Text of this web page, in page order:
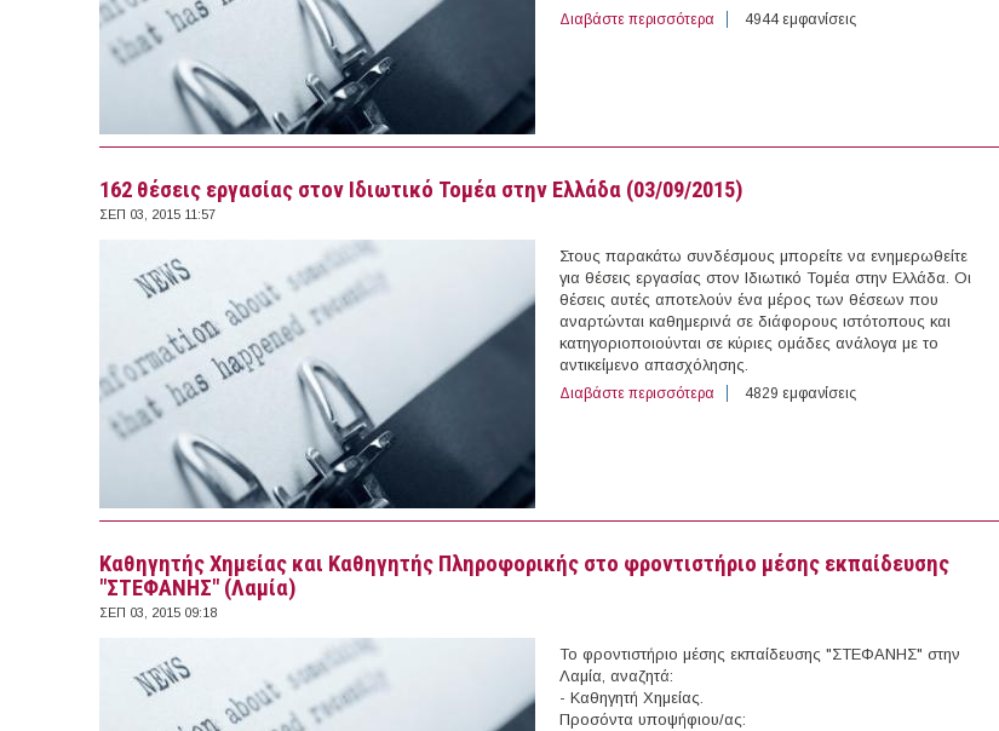
Διαβάστε περισσότερα για 112 θέσεις εργασίας στον Ιδιωτικό
4944 εμφανίσεις
162 θέσεις εργασίας στον Ιδιωτικό Τομέα στην Ελλάδα (03/09/2015)
ΣΕΠ 03, 2015 11:57
Στους παρακάτω συνδέσμους μπορείτε να ενημερωθείτε
για θέσεις εργασίας στον Ιδιωτικό Τομέα στην Ελλάδα. Οι
θέσεις αυτές αποτελούν ένα μέρος των θέσεων που
αναρτώνται καθημερινά σε διάφορους ιστότοπους και
κατηγοριοποιούνται σε κύριες ομάδες ανάλογα με το
αντικείμενο απασχόλησης.
Διαβάστε περισσότερα για 162 θέσεις εργασίας στον Ιδιωτικό
4829 εμφανίσεις
Καθηγητής Χημείας και Καθηγητής Πληροφορικής στο φροντιστήριο μέσης εκπαίδευσης
"ΣΤΕΦΑΝΗΣ" (Λαμία)
ΣΕΠ 03, 2015 09:18
To φροντιστήριο μέσης εκπαίδευσης "ΣΤΕΦΑΝΗΣ" στην
Λαμία, αναζητά:
- Καθηγητή Χημείας.
Προσόντα υποψήφιου/ας: